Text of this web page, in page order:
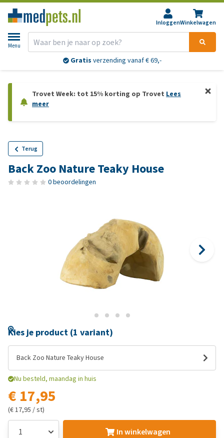
InloggenWinkelwagen
Menu
Gratis verzending vanaf € 69,-
Trovet Week: tot 15% korting op Trovet Lees
meer
Terug
Back Zoo Nature Teaky House
0 beoordelingen
Kies je product (1 variant)
Back Zoo Nature Teaky House
Nu besteld, maandag in huis
€ 17,95
(€ 17,95 / st)
In winkelwagen